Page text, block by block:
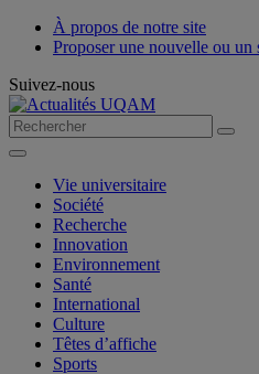
À propos de notre site
Proposer une nouvelle ou un
Suivez-nous
Vie universitaire
Société
Recherche
Innovation
Environnement
Santé
International
Culture
Têtes d’affiche
Sports